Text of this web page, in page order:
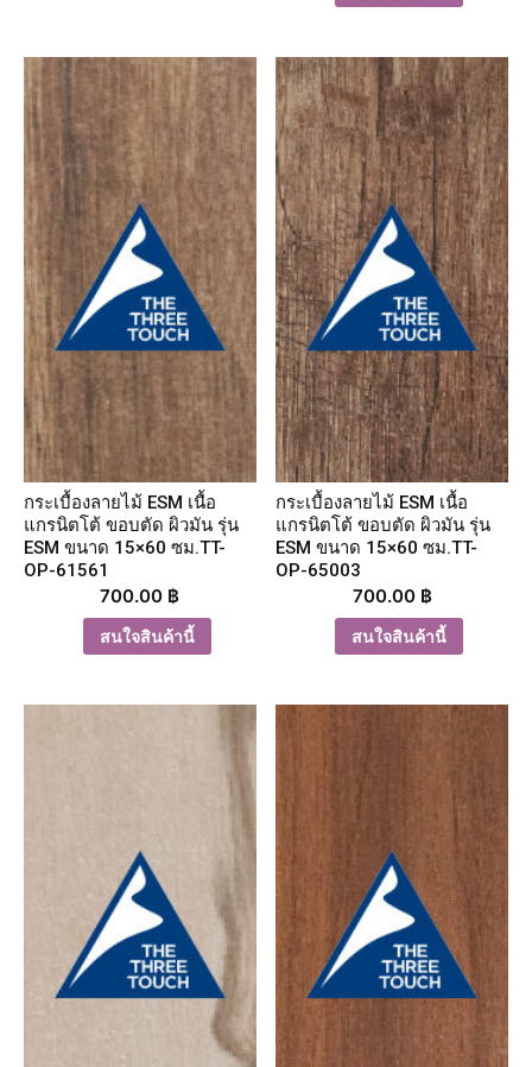
กระเบื้องลายไม้ ESM เนื้อ
แกรนิตโต้ ขอบตัด ผิวมัน รุ่น
ESM ขนาด 15×60 ซม.TT-
OP-61561
700.00 ฿
สนใจสินค้านี้
กระเบื้องลายไม้ ESM เนื้อ
แกรนิตโต้ ขอบตัด ผิวมัน รุ่น
ESM ขนาด 15×60 ซม.TT-
OP-65003
700.00 ฿
สนใจสินค้านี้